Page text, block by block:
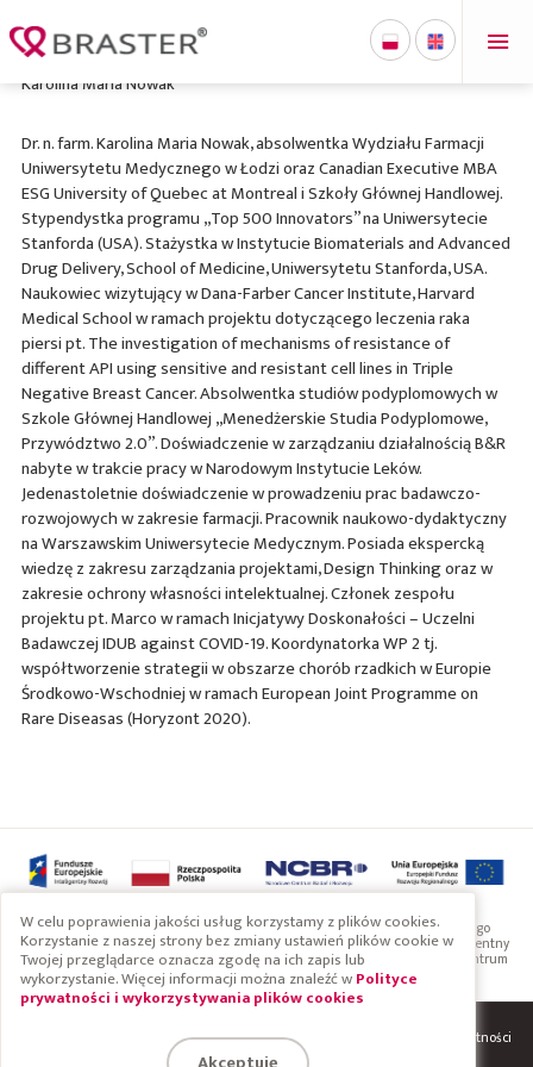
Karolina Maria Nowak
Dr. n. farm. Karolina Maria Nowak, absolwentka Wydziału Farmacji
Uniwersytetu Medycznego w Łodzi oraz Canadian Executive MBA
ESG University of Quebec at Montreal i Szkoły Głównej Handlowej.
Stypendystka programu „Top 500 Innovators” na Uniwersytecie
Stanforda (USA). Stażystka w Instytucie Biomaterials and Advanced
Drug Delivery, School of Medicine, Uniwersytetu Stanforda, USA.
Naukowiec wizytujący w Dana-Farber Cancer Institute, Harvard
Medical School w ramach projektu dotyczącego leczenia raka
piersi pt. The investigation of mechanisms of resistance of
different API using sensitive and resistant cell lines in Triple
Negative Breast Cancer. Absolwentka studiów podyplomowych w
Szkole Głównej Handlowej „Menedżerskie Studia Podyplomowe,
Przywództwo 2.0”. Doświadczenie w zarządzaniu działalnością B&R
nabyte w trakcie pracy w Narodowym Instytucie Leków.
Jedenastoletnie doświadczenie w prowadzeniu prac badawczo-
rozwojowych w zakresie farmacji. Pracownik naukowo-dydaktyczny
na Warszawskim Uniwersytecie Medycznym. Posiada ekspercką
wiedzę z zakresu zarządzania projektami, Design Thinking oraz w
zakresie ochrony własności intelektualnej. Członek zespołu
projektu pt. Marco w ramach Inicjatywy Doskonałości – Uczelni
Badawczej IDUB against COVID-19. Koordynatorka WP 2 tj.
współtworzenie strategii w obszarze chorób rzadkich w Europie
Środkowo-Wschodniej w ramach European Joint Programme on
Rare Diseasas (Horyzont 2020).
Projekt współfinansowany przez Unię Europejską ze środków Europejskiego
Funduszu Rozwoju Regionalnego w ramach Programu Operacyjnego Inteligentny
Rozwój 2014-2020. Projekt realizowany w ramach konkursu Narodowego Centrum
Badań i Rozwoju: Szybka ścieżka
Copyright 2019 Braster S.A. System
Regulaminy i polityka prywatności
W celu poprawienia jakości usług korzystamy z plików cookies.
Korzystanie z naszej strony bez zmiany ustawień plików cookie w
Twojej przeglądarce oznacza zgodę na ich zapis lub
wykorzystanie. Więcej informacji można znaleźć wPolityce
prywatności i wykorzystywania plików cookies